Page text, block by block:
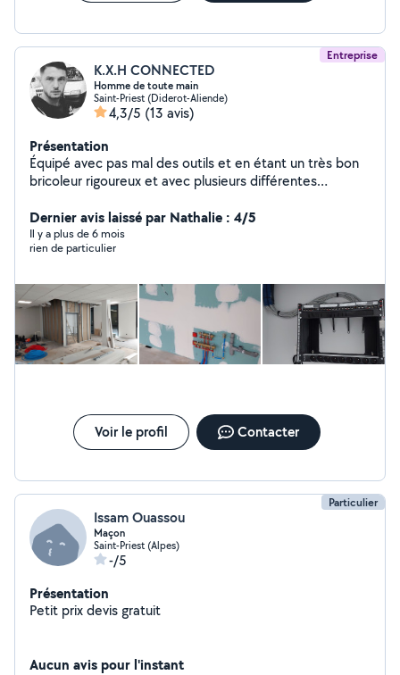
Entreprise
K.X.H CONNECTED
Homme de toute main
Saint-Priest (Diderot-Aliende)
4,3/5 (13 avis)
Présentation
Équipé avec pas mal des outils et en étant un très bon
bricoleur rigoureux et avec plusieurs différentes
Dernier avis laissé par Nathalie : 4/5
Il y a plus de 6 mois
rien de particulier
Voir le profil Contacter
Particulier
Issam Ouassou
Maçon
Saint-Priest (Alpes)
-/5
Présentation
Petit prix devis gratuit
Aucun avis pour l'instant